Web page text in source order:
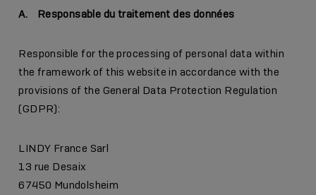
A. Responsable du traitement des données
Responsible for the processing of personal data within
the framework of this website in accordance with the
provisions of the General Data Protection Regulation
(GDPR):
LINDY France Sarl
13 rue Desaix
67450 Mundolsheim